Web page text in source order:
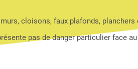
cloisons, faux plafonds, planchers
pas de danger particulier face